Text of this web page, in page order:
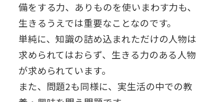
備をする力、ありものを使いまわす力も、
生きるうえでは重要なことなのです。
単純に、知識の詰め込まれただけの人物は
求められてはおらず、生きる力のある人物
が求められています。
また、問題2も同様に、実生活の中での教